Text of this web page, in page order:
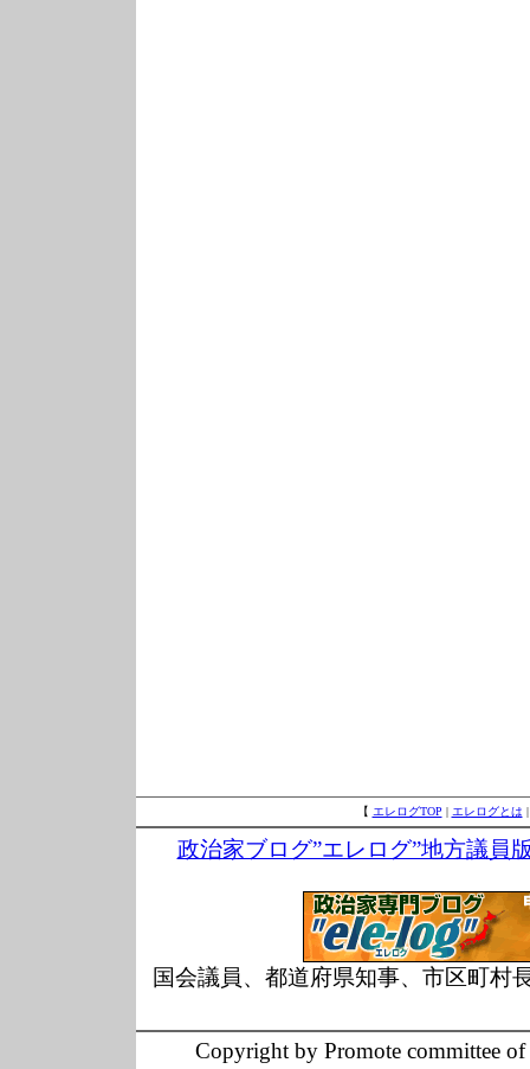
【 エレログTOP | エレログとは
政治家ブログ”エレログ”地方議員
国会議員、都道府県知事、市区町村
Copyright by Promote committee